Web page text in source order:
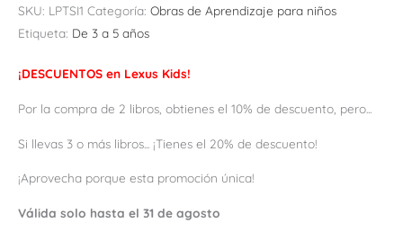
SKU: LPTSI1 Categoría: Obras de Aprendizaje para niños
Etiqueta: De 3 a 5 años
¡DESCUENTOS en Lexus Kids!
Por la compra de 2 libros, obtienes el 10% de descuento, pero...
Si llevas 3 o más libros... ¡Tienes el 20% de descuento!
¡Aprovecha porque esta promoción única!
Válida solo hasta el 31 de agosto